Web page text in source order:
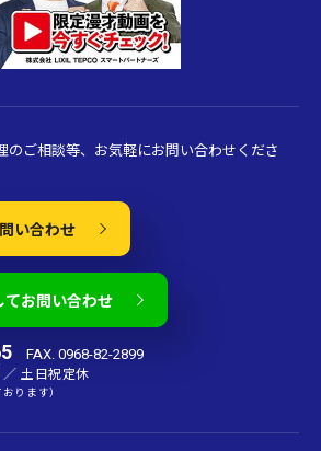
のご相談等、お気軽にお問い合わせくださ
い合わせ
てお問い合わせ
FAX. 0968-82-2899
土日祝定休
ります）